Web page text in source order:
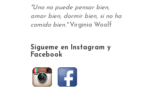
"Uno no puede pensar bien,
amar bien, dormir bien, si no ha
comido bien." Virginia Woolf
Sígueme en Instagram y
Facebook